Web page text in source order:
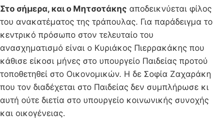
Στο σήμερα, και ο Μητσοτάκης αποδεικνύεται φίλος
του ανακατέματος της τράπουλας. Για παράδειγμα το
κεντρικό πρόσωπο στον τελευταίο του
ανασχηματισμό είναι ο Κυριάκος Πιερρακάκης που
κάθισε είκοσι μήνες στο υπουργείο Παιδείας προτού
τοποθετηθεί στο Οικονομικών. Η δε Σοφία Ζαχαράκη
που τον διαδέχεται στο Παιδείας δεν συμπλήρωσε κι
αυτή ούτε διετία στο υπουργείο κοινωνικής συνοχής
και οικογένειας.